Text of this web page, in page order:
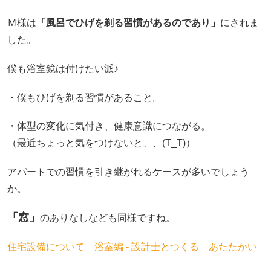
Ｍ様は 「風呂でひげを剃る習慣があるのであり」 にされま
した。
僕も浴室鏡は付けたい派♪
・僕もひげを剃る習慣があること。
・体型の変化に気付き、健康意識につながる。
（最近ちょっと気をつけないと、、(T_T)）
アパートでの習慣を引き継がれるケースが多いでしょう
か。
「窓」 のありなしなども同様ですね。
住宅設備について 浴室編 - 設計士とつくる あたたかい